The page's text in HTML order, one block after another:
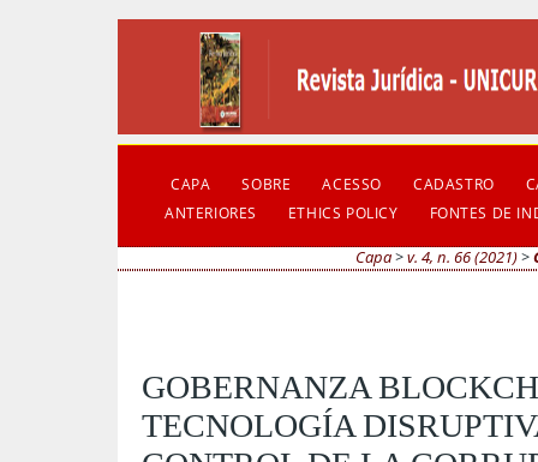
CAPA SOBRE ACESSO CADASTRO
ANTERIORES
ETHICS POLICY FONTES DE
Capa>v. 4, n. 66 (2021)>
GOBERNANZA
TECNOLOGÍA